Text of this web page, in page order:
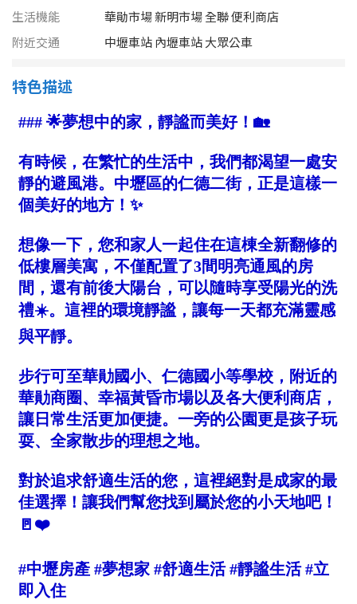
澎湖縣
屏東縣
花蓮縣
金門連江
~ 坪
樓層
不拘
地下室
1樓 2樓
3樓 4樓
11~20樓
21樓以上
~ 樓
格局
不拘
1房
2房
4房 5房以上
不拘
生活機能
華勛市場 新明市場 全聯 便利商店
附近交通
中壢車站 內壢車站 大眾公車
特色描述